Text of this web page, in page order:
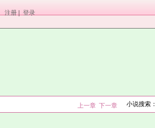
注册
登录
上一章 下一章 小说搜索：